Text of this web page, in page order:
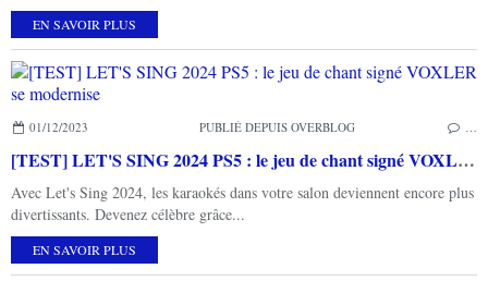
EN SAVOIR PLUS
01/12/2023 PUBLIÉ DEPUIS OVERBLOG
[TEST] LET'S SING 2024 PS5 : le jeu de chant signé VOXLER se modernise
Avec Let's Sing 2024, les karaokés dans votre salon deviennent encore plus
divertissants. Devenez célèbre grâce...
EN SAVOIR PLUS